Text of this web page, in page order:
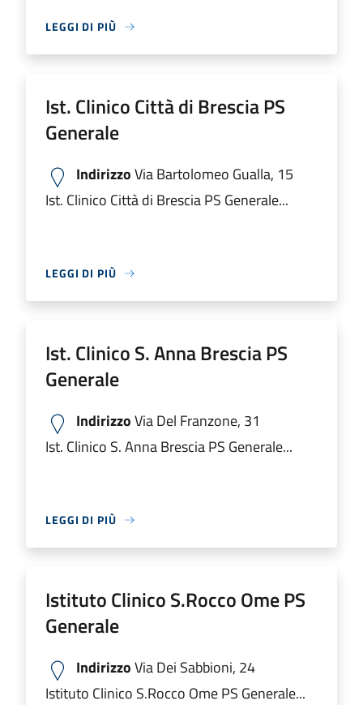
LEGGI DI PIÙ
Ist. Clinico Città di Brescia PS
Generale
IndirizzoVia Bartolomeo Gualla, 15
Ist. Clinico Città di Brescia PS Generale...
LEGGI DI PIÙ
Ist. Clinico S. Anna Brescia PS
Generale
IndirizzoVia Del Franzone, 31
Ist. Clinico S. Anna Brescia PS Generale...
LEGGI DI PIÙ
Istituto Clinico S.Rocco Ome PS
Generale
IndirizzoVia Dei Sabbioni, 24
Istituto Clinico S.Rocco Ome PS Generale...